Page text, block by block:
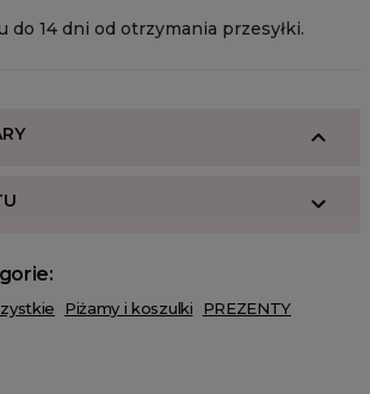
14 dni od otrzymania przesyłki.
Piżamy i koszulki
PREZENTY